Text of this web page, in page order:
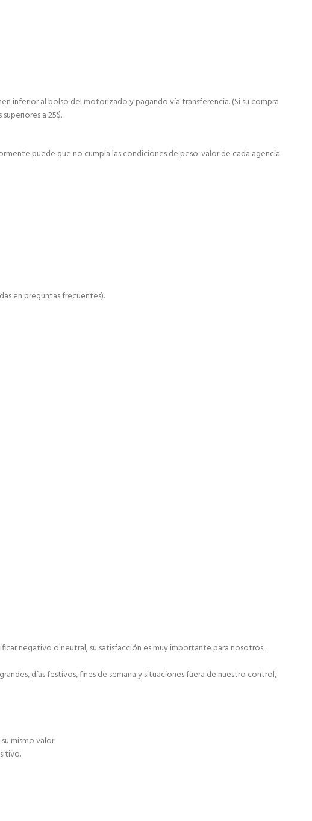
inferior al bolso del motorizado y pagando vía transferencia. (Si su compra
a 25$.
puede que no cumpla las condiciones de peso-valor de cada agencia.
en preguntas frecuentes).
negativo o neutral, su satisfacción es muy importante para nosotros.
días festivos, fines de semana y situaciones fuera de nuestro control,
mismo valor.